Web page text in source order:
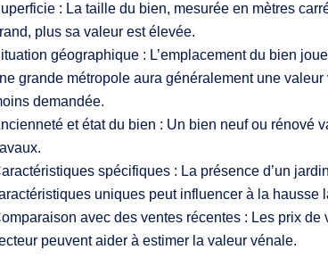
: La taille du bien, mesurée en mètres
plus sa valeur est élevée.
géographique : L’emplacement du bien
grande métropole aura généralement une
demandée.
et état du bien : Un bien neuf ou rénové
spécifiques : La présence d’un
uniques peut influencer à la hausse
avec des ventes récentes : Les prix
peuvent aider à estimer la valeur vénale.